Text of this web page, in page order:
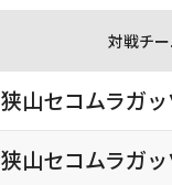
対戦チ
狭山セコムラガ
狭山セコムラガ